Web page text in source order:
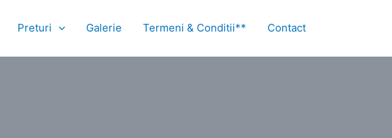
Preturi Galerie Termeni & Conditii** Contact